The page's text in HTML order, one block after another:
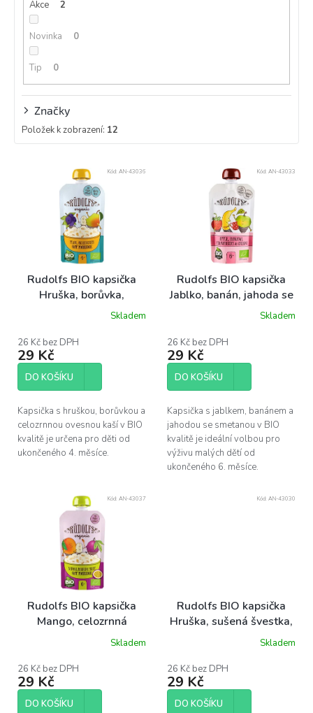
Akce 2
Novinka 0
Tip 0
Značky
Položek k zobrazení: 12
ů
Rudolfs BIO kapsička
Hruška, borůvka,
celozrnná ovesná kaše,
Skladem
26 Kč bez DPH
29 Kč
DO KOŠÍKU
Kapsička s hruškou, borůvkou a
celozrnnou ovesnou kaší v BIO
kvalitě je určena pro děti od
ukončeného 4. měsíce.
Kód: AN-43036
Rudolfs BIO kapsička
Jablko, banán, jahoda se
smetanou, 110 gSkladem
26 Kč bez DPH
29 Kč
DO KOŠÍKU
Kapsička s jablkem, banánem a
jahodou se smetanou v BIO
kvalitě je ideální volbou pro
výživu malých dětí od
ukončeného 6. měsíce.
Kód: AN-43033
Rudolfs BIO kapsička
Mango, celozrnná
ovesná kaše, 110 gSkladem
26 Kč bez DPH
29 Kč
DO KOŠÍKU
Kód: AN-43037
Rudolfs BIO kapsička
Hruška, sušená švestka,
Skladem
26 Kč bez DPH
29 Kč
DO KOŠÍKU
Kód: AN-43030